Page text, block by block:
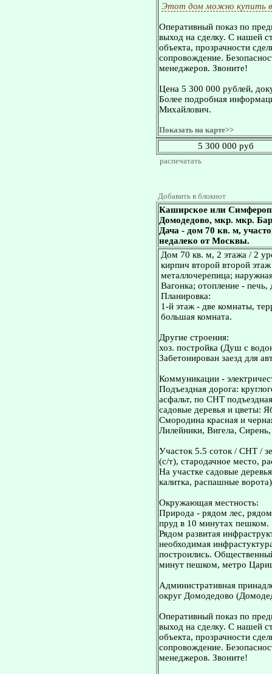
Этот дом можно купить
Оперативный показ по
выход на сделку. С нашей
объекта, прозрачности
сопровождение.
менеджеров. Звоните!
Цена 5 300 000 рублей,
Более подробная
Михайлович.
Показать на карте>>
5 300 000 руб
распечатать
Добавить в блокнот
Каширское или
Домодедово, мкр. мкр.
Дача - дом 70 кв. м,
недалеко от Москвы.
Дом 70 кв. м, 2 этажа / 2
кирпич второй второй
металлочерепица;
Вагонка; отопление -
Планировка:
1-й этаж - две комнаты,
большая комната.
Другие строения:
хоз. постройка (Душ с
Забетонирован заезд для
Коммуникации -
Подъездная дорога:
асфальт, по СНТ
садовые деревья и цветы:
Смородина красная и
Лилейники, Вигела,
Участок 5.5 соток / СНТ /
(с/т), стародачное место,
На участке садовые
калитка, распашные
Окружающая местность:
Природа - рядом лес,
пруд в 10 минутах пешком.
Рядом развитая
необходимая
построились.
минут пешком, метро
Административная
округ Домодедово
Оперативный показ по
выход на сделку. С нашей
объекта, прозрачности
сопровождение.
менеджеров. Звоните!